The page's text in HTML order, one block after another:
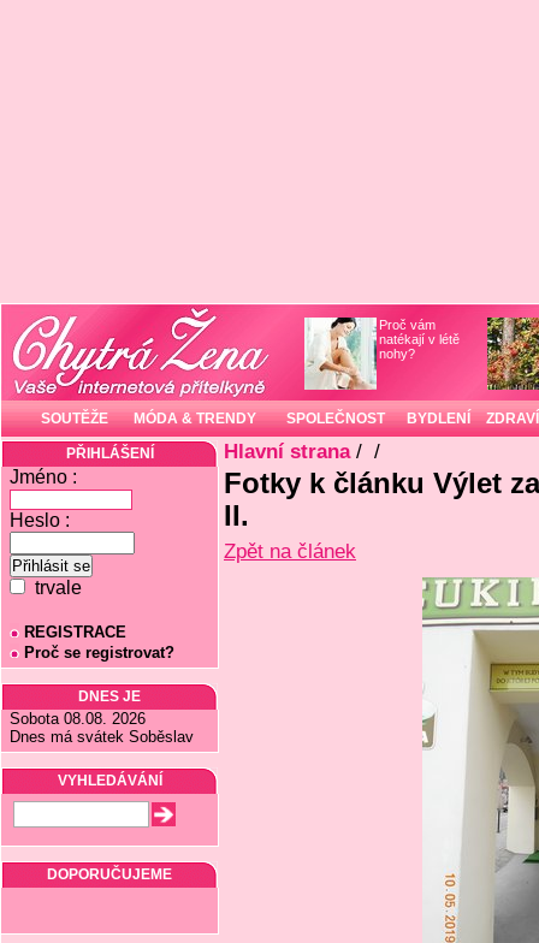
Proč vám
natékají v létě
nohy?
SOUTĚŽE MÓDA & TRENDY SPOLEČNOST BYDLENÍ ZDRAVÍ
PŘIHLÁŠENÍ
Jméno :
Heslo :
trvale
REGISTRACE
Proč se registrovat?
DNES JE
Sobota 08.08. 2026
Dnes má svátek Soběslav
VYHLEDÁVÁNÍ
DOPORUČUJEME
Hlavní strana/ /
Fotky k článku Výlet
II.
Zpět na článek